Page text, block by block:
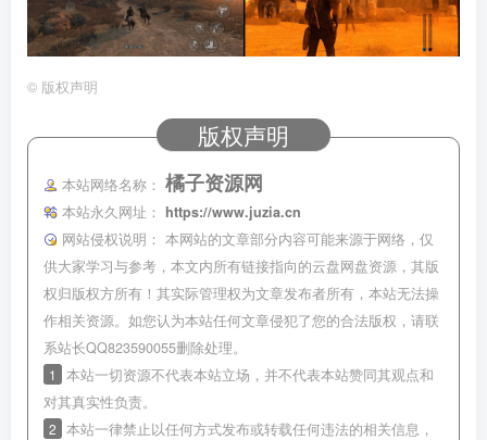
© 版权声明
版权声明
本站网络名称： 橘子资源网
本站永久网址：
https://www.juzia.cn
网站侵权说明： 本网站的文章部分内容可能来源于网络，仅
供大家学习与参考，本文内所有链接指向的云盘网盘资源，其版
权归版权方所有！其实际管理权为文章发布者所有，本站无法操
作相关资源。如您认为本站任何文章侵犯了您的合法版权，请联
系站长QQ823590055删除处理。
1
本站一切资源不代表本站立场，并不代表本站赞同其观点和
对其真实性负责。
2 本站一律禁止以任何方式发布或转载任何违法的相关信息，